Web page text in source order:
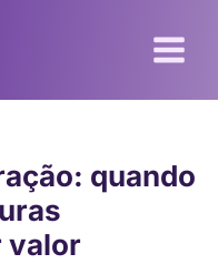
quando
valor